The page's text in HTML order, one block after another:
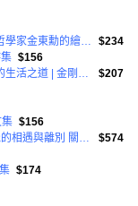
$234
$156
$207
$156
$574
$174